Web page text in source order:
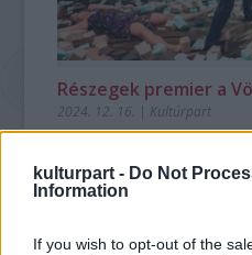
kulturpart - Do Not
Information
If you wish to opt-out of the
Részegek premier a
2024. 12. 16. | Kultúrpart
December 13-án mutatta
Viripajev Részegek című
András Stúdióban állította